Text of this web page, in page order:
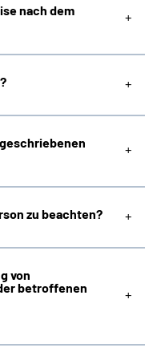
nach dem
zu beachten?
von
betroffenen